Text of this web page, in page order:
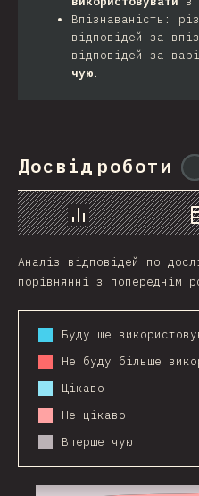
Впізнаваність:
відповідей за
відповідей за
чую.
Досвід роботи
Chart
Аналіз відповідей по
порівнянні з попереднім
Буду ще
Не буду більше
Цікаво
Не цікаво
Вперше чую
2017 2018